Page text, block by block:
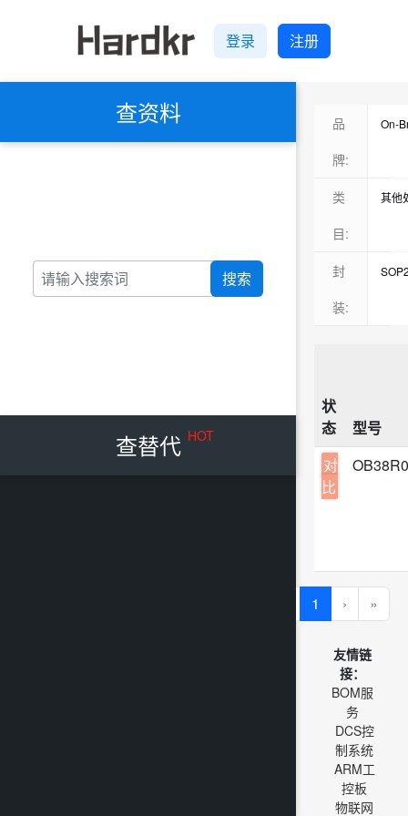
登录 注册
查资料
搜索
查替代 HOT
品
牌:
On-
类
目:
其他
封
装:
状
态
型号
对
比
1 › »
友情链
接：
BOM服
务
DCS控
制系统
ARM工
控板
物联网